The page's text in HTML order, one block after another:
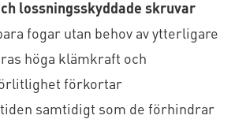
lossningsskyddade skruvar
fogar utan behov av ytterligare
höga klämkraft och
förkortar
samtidigt som de förhindrar